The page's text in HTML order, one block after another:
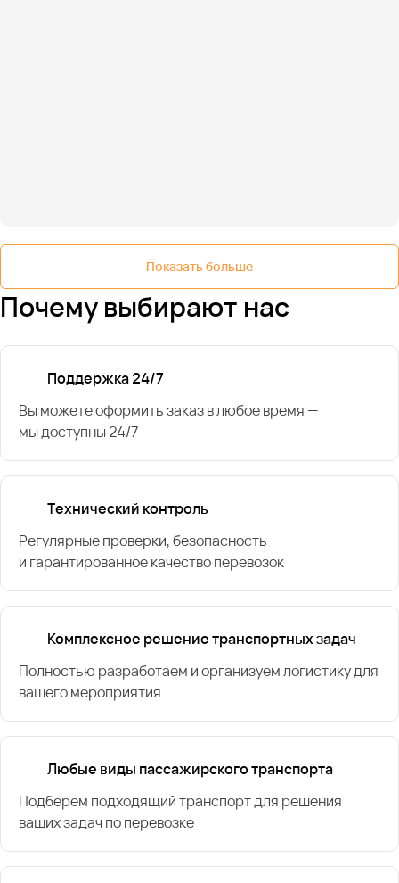
Показать больше
Почему выбирают нас
Поддержка 24/7
Вы можете оформить заказ в любое время —
мы доступны 24/7
Технический контроль
Регулярные проверки, безопасность
и гарантированное качество перевозок
Комплексное решение транспортных задач
Полностью разработаем и организуем логистику для
вашего мероприятия
Любые виды пассажирского транспорта
Подберём подходящий транспорт для решения
ваших задач по перевозке